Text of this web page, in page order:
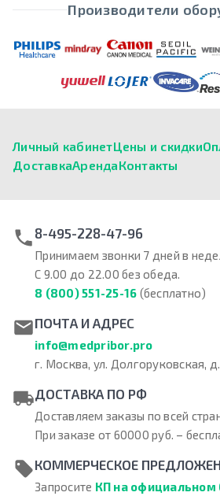
Производители
Личный кабинетЦены и скидки
ДоставкаАрендаКонтакты
8-495-228-47-96
Принимаем звонки 7 дней в
С 9.00 до 22.00 без обеда.
8 (800) 551-25-16 (бесплатно)
ПОЧТА И АДРЕС
info@medpribor.pro
г. Москва, ул. Долгоруковская, д.
ДОСТАВКА ПО РФ
Доставляем заказы по всей
При заказе от 60000 руб. –
КОММЕРЧЕСКОЕ
Запросите КП на официальном